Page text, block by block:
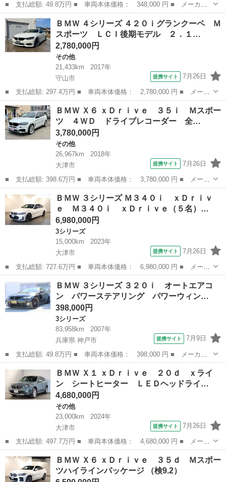
■ 支払総額: 49.8万円 ■ 車両本体価格： 348,000 円 ■ メーカー
名： ＢＭＷ ■ 車種名： ３シリーズ ■ グレード名： ３１８ｉ
ツーリング Ｍスポーツパッケージ 純正１７インチＡＷ 社外ＤＶ
Ｄナビ ＥＴ...
京都 綾部市
ＢＭＷ ４シリーズ ４２０ｉグランクーペ Ｍ
スポーツ ＬＣＩ後期モデル ２．１…
2,780,000円
その他
21,433km
2017年
守山市
提携サイト 7月26日
■ 支払総額: 297.4万円 ■ 車両本体価格： 2,780,000 円 ■ メーカ
ー名： ＢＭＷ ■ 車種名： ４シリーズ ■ グレード名： ４２０
ｉグランクーペ Ｍスポーツ ＬＣＩ後期モデル ２．１万キロ 車
高調＆１...
滋賀 守山市
ＢＭＷ Ｘ６ ｘＤｒｉｖｅ ３５ｉ Ｍスポー
ツ ４ＷＤ ドライブレコーダー 全…
3,780,000円
その他
26,967km
2018年
大津市
提携サイト 7月26日
■ 支払総額: 398.6万円 ■ 車両本体価格： 3,780,000 円 ■ メーカ
ー名： ＢＭＷ ■ 車種名： Ｘ６ ■ グレード名： ｘＤｒｉｖ
ｅ ３５ｉ Ｍスポーツ ４ＷＤ ドライブレコーダー 全周囲カメ
ラ クリア...
滋賀 大津市
ＢＭＷ ３シリーズ Ｍ３４０ｉ ｘＤｒｉｖ
ｅ Ｍ３４０ｉ ｘＤｒｉｖｅ（５名）…
6,980,000円
3シリーズ
15,000km
2023年
大津市
提携サイト 7月26日
■ 支払総額: 727.6万円 ■ 車両本体価格： 6,980,000 円 ■ メーカ
ー名： ＢＭＷ ■ 車種名： ３シリーズ ■ グレード名： Ｍ３４
０ｉ ｘＤｒｉｖｅ Ｍ３４０ｉ ｘＤｒｉｖｅ（５名） ヒータ
ー オート...
大津市
ＢＭＷ ３シリーズ ３２０ｉ オートエアコ
ン パワーステアリング パワーウィン…
398,000円
3シリーズ
83,958km
2007年
兵庫県 神戸市
提携サイト 7月9日
■ 支払総額: 49.8万円 ■ 車両本体価格： 398,000 円 ■ メーカー
名： ＢＭＷ ■ 車種名： ３シリーズ ■ グレード名： ３２０
ｉ オートエアコン パワーステアリング パワーウィンドウ スマ
ートキー Ｗエ...
兵庫 神戸市
ＢＭＷ Ｘ１ ｘＤｒｉｖｅ ２０ｄ ｘライ
ン シートヒーター ＬＥＤヘッドライ…
4,680,000円
その他
23,000km
2024年
大津市
提携サイト 7月26日
■ 支払総額: 497.7万円 ■ 車両本体価格： 4,680,000 円 ■ メーカ
ー名： ＢＭＷ ■ 車種名： Ｘ１ ■ グレード名： ｘＤｒｉｖ
ｅ ２０ｄ ｘライン シートヒーター ＬＥＤヘッドライト パワ
ーシート ...
滋賀 大津市 その他
ＢＭＷ Ｘ６ ｘＤｒｉｖｅ ３５ｄ Ｍスポー
ツハイラインパッケージ （検9.2）